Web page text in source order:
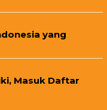
yang
Masuk Daftar